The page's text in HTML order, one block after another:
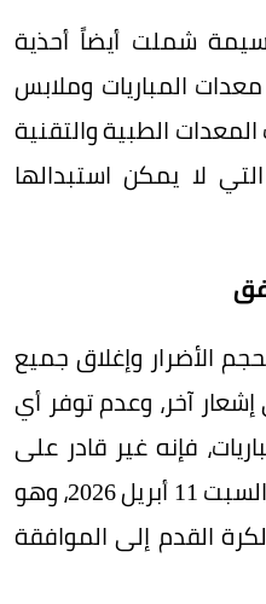
شملت أيضاً أحذية
المباريات وملابس
المعدات الطبية والتقنية
التي لا يمكن استبدالها
الأضرار وإغلاق جميع
آخر، وعدم توفر أي
فإنه غير قادر على
خوض مباراته أمام ثون يوم السبت 11 أبريل 2026، وهو
القدم إلى الموافقة